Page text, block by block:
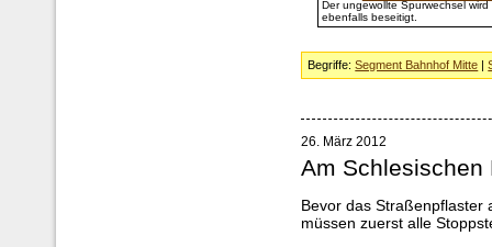
Der ungewollte Spurwechsel wird
ebenfalls beseitigt.
Begriffe:Segment Bahnhof Mitte |
26. März 2012
Am Schlesischen
Bevor das Straßenpflaster
müssen zuerst alle